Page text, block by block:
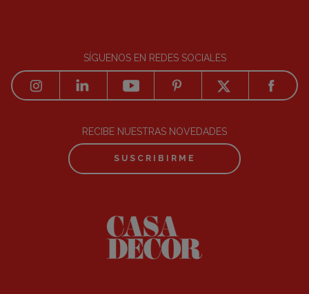
SÍGUENOS EN REDES SOCIALES
RECIBE NUESTRAS NOVEDADES
SUSCRIBIRME